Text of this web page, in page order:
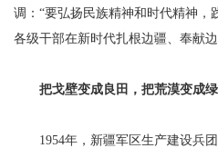
调：“要弘扬民族精神和时代精神，
各级干部在新时代扎根边疆、奉献
把戈壁变成良田，把荒漠变成
1954年，新疆军区生产建设兵团